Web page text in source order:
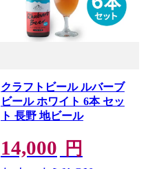
クラフトビール ルバーブ
ビール ホワイト 6本 セッ
ト 長野 地ビール
14,000 円